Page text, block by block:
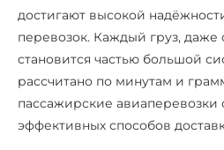
достигают высокой
перевозок. Каждый груз,
становится частью большой
рассчитано по минутам и
пассажирские
эффективных способов